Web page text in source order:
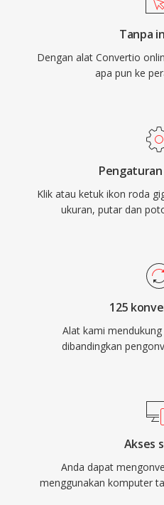
Tanpa
Dengan alat Convertio
apa pun ke
Klik atau ketuk ikon roda
ukuran, putar dan
125
Alat kami
dibandingkan
Akses
Anda dapat
menggunakan komputer